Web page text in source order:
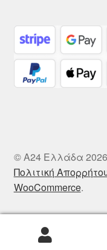
© A24 Ελλάδα 2026
Πολιτική
WooCommerce.
Αναζήτηση
Αναζήτηση